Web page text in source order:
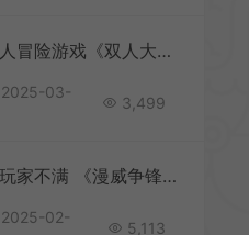
双人冒险游戏《双人大逃脱：失落的潜艇》Steam页面开放
2025-03-
3,499
因玩家不满 《漫威争锋》宣布取消赛季中排位重置
2025-02-
5,113